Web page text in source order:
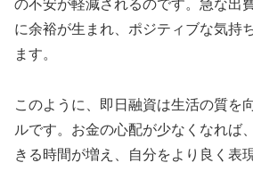
の不安が軽減されるのです。急な出
に余裕が生まれ、ポジティブな気持
ます。
このように、即日融資は生活の質を
ルです。お金の心配が少なくなれば
きる時間が増え、自分をより良く表